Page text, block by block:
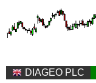
DIAGEO PLC